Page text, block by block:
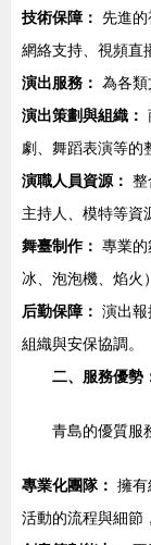
技術保障： 先進的
網絡支持、視頻直
演出服務： 為各類
演出策劃與組織：
劇、舞蹈表演等的
演職人員資源： 整
主持人、模特等資
舞臺制作： 專業
冰、泡泡機、焰火
后勤保障： 演出報
組織與安保協調。
二、服務優勢
青島的優質服
專業化團隊： 擁有
活動的流程與細節